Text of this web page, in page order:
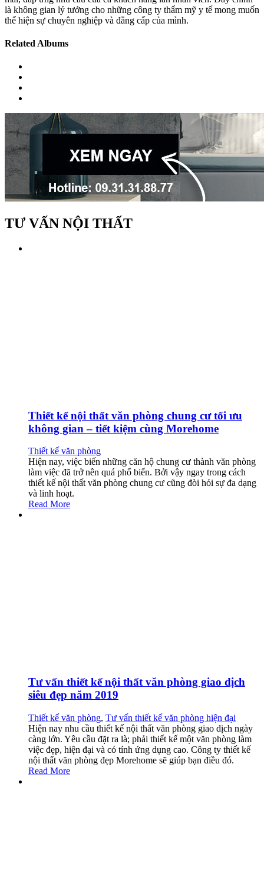
là không gian lý tưởng cho những công ty thẩm mỹ y tế mong muốn
thể hiện sự chuyên nghiệp và đẳng cấp của mình.
Related Albums
TƯ VẤN NỘI THẤT
Thiết kế nội thất văn phòng chung cư tối ưu
không gian – tiết kiệm cùng Morehome
Thiết kế văn phòng
Hiện nay, việc biến những căn hộ chung cư thành văn phòng
làm việc đã trở nên quá phổ biến. Bởi vậy ngay trong cách
thiết kế nội thất văn phòng chung cư cũng đòi hỏi sự đa dạng
và linh hoạt.
Read More
Tư vấn thiết kế nội thất văn phòng giao dịch
siêu đẹp năm 2019
Thiết kế văn phòng, Tư vấn thiết kế văn phòng hiện đại
Hiện nay nhu cầu thiết kế nội thất văn phòng giao dịch ngày
càng lớn. Yêu cầu đặt ra là; phải thiết kế một văn phòng làm
việc đẹp, hiện đại và có tính ứng dụng cao. Công ty thiết kế
nội thất văn phòng đẹp Morehome sẽ giúp bạn điều đó.
Read More